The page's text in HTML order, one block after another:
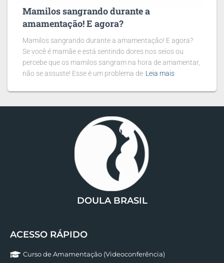
Mamilos sangrando durante a
amamentação! E agora?
Mamilos sangrando durante a amamentação! E agora?
Se você é mamãe e está sentindo dores nos seios ou
percebe que os mamilos sangram na hora de amamentar,
não se assuste! Esse é um problema de Leia mais
DOULA BRASIL
ACESSO RÁPIDO
Curso de Amamentação (Videoconferência)